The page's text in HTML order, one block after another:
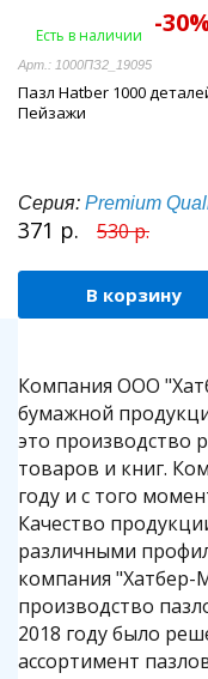
-
Есть в наличии
Арт.: 1000ПЗ2_19095
Пазл Hatber 1000
Пейзажи
Серия: Premium
371 р. 530 р.
В корзину
Компания OOO
бумажной
это производство
товаров и книг.
году и с того
Качество
различными
компания "Хатбер-
производство
2018 году было
ассортимент